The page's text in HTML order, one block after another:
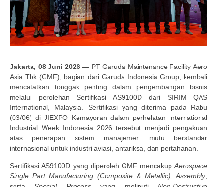
Jakarta, 08 Juni 2026 — PT Garuda Maintenance Facility Aero
Asia Tbk (GMF), bagian dari Garuda Indonesia Group, kembali
mencatatkan tonggak penting dalam pengembangan bisnis
melalui perolehan Sertifikasi AS9100D dari SIRIM QAS
International, Malaysia. Sertifikasi yang diterima pada Rabu
(03/06) di JIEXPO Kemayoran dalam perhelatan International
Industrial Week Indonesia 2026 tersebut menjadi pengakuan
atas penerapan sistem manajemen mutu berstandar
internasional untuk industri aviasi, antariksa, dan pertahanan.
Sertifikasi AS9100D yang diperoleh GMF mencakup Aerospace
Single Part Manufacturing (Composite & Metallic), Assembly,